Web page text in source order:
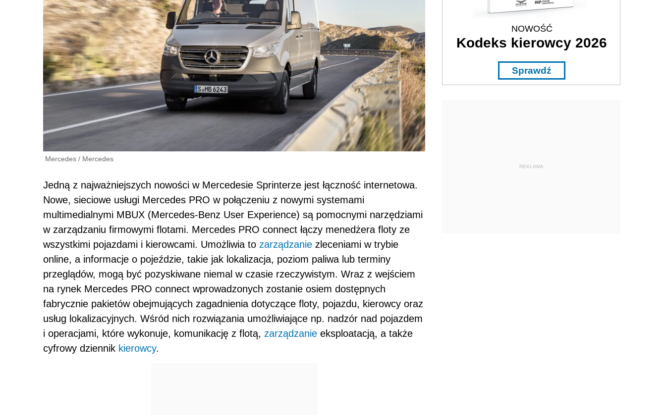
Mercedes / Mercedes
Jedną z najważniejszych nowości w Mercedesie Sprinterze jest łączność internetowa.
Nowe, sieciowe usługi Mercedes PRO w połączeniu z nowymi systemami
multimedialnymi MBUX (Mercedes-Benz User Experience) są pomocnymi narzędziami
w zarządzaniu firmowymi flotami. Mercedes PRO connect łączy menedżera floty ze
wszystkimi pojazdami i kierowcami. Umożliwia to zarządzanie zleceniami w trybie
online, a informacje o pojeździe, takie jak lokalizacja, poziom paliwa lub terminy
przeglądów, mogą być pozyskiwane niemal w czasie rzeczywistym. Wraz z wejściem
na rynek Mercedes PRO connect wprowadzonych zostanie osiem dostępnych
fabrycznie pakietów obejmujących zagadnienia dotyczące floty, pojazdu, kierowcy oraz
usług lokalizacyjnych. Wśród nich rozwiązania umożliwiające np. nadzór nad pojazdem
i operacjami, które wykonuje, komunikację z flotą, zarządzanie eksploatacją, a także
cyfrowy dziennik kierowcy.
NOWOŚĆ
Kodeks kierowcy 2026
Sprawdź
REKLAMA